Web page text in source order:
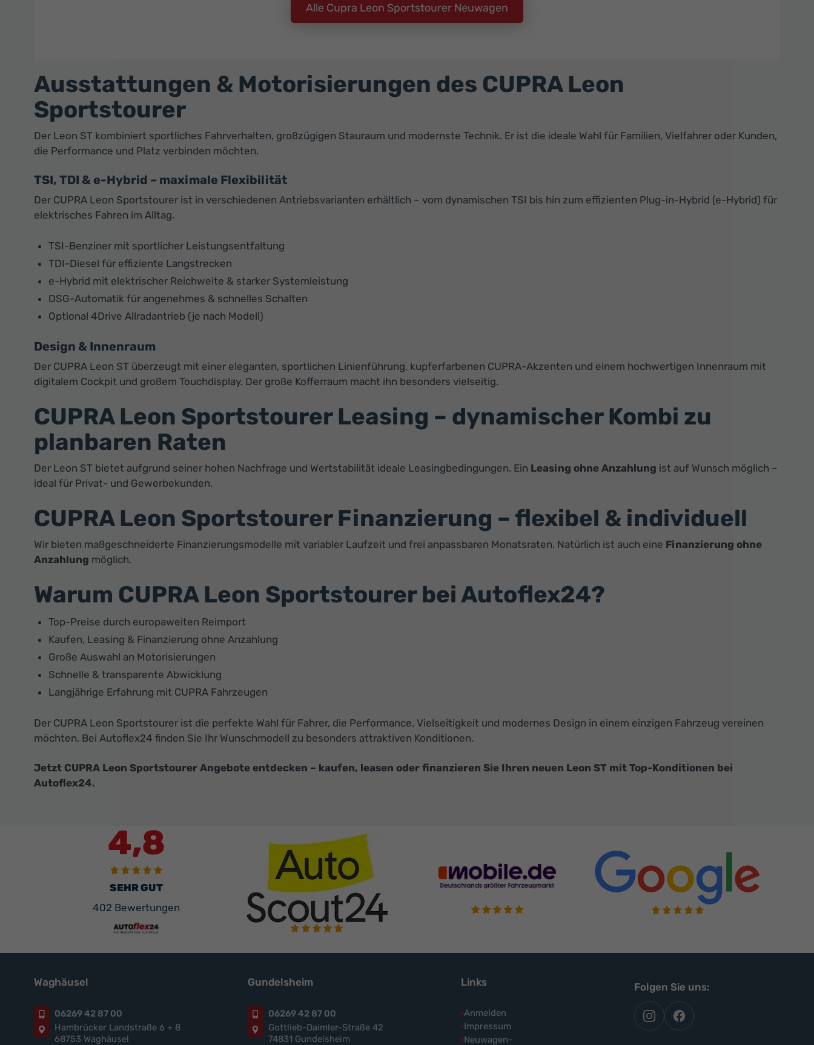
Alle Cupra Leon Sportstourer Neuwagen
Ausstattungen & Motorisierungen des CUPRA Leon
Sportstourer
Der Leon ST kombiniert sportliches Fahrverhalten, großzügigen Stauraum und modernste Technik. Er ist die ideale Wahl für Familien, Vielfahrer oder Kunden,
die Performance und Platz verbinden möchten.
TSI, TDI & e-Hybrid – maximale Flexibilität
Der CUPRA Leon Sportstourer ist in verschiedenen Antriebsvarianten erhältlich – vom dynamischen TSI bis hin zum effizienten Plug-in-Hybrid (e-Hybrid) für
elektrisches Fahren im Alltag.
TSI-Benziner mit sportlicher Leistungsentfaltung
TDI-Diesel für effiziente Langstrecken
e-Hybrid mit elektrischer Reichweite & starker Systemleistung
DSG-Automatik für angenehmes & schnelles Schalten
Optional 4Drive Allradantrieb (je nach Modell)
Design & Innenraum
Der CUPRA Leon ST überzeugt mit einer eleganten, sportlichen Linienführung, kupferfarbenen CUPRA-Akzenten und einem hochwertigen Innenraum mit
digitalem Cockpit und großem Touchdisplay. Der große Kofferraum macht ihn besonders vielseitig.
CUPRA Leon Sportstourer Leasing – dynamischer Kombi zu
planbaren Raten
Der Leon ST bietet aufgrund seiner hohen Nachfrage und Wertstabilität ideale Leasingbedingungen. Ein Leasing ohne Anzahlung ist auf Wunsch möglich –
ideal für Privat- und Gewerbekunden.
CUPRA Leon Sportstourer Finanzierung – flexibel & individuell
Wir bieten maßgeschneiderte Finanzierungsmodelle mit variabler Laufzeit und frei anpassbaren Monatsraten. Natürlich ist auch eine Finanzierung ohne
Anzahlung möglich.
Warum CUPRA Leon Sportstourer bei Autoflex24?
Top-Preise durch europaweiten Reimport
Kaufen, Leasing & Finanzierung ohne Anzahlung
Große Auswahl an Motorisierungen
Schnelle & transparente Abwicklung
Langjährige Erfahrung mit CUPRA Fahrzeugen
Der CUPRA Leon Sportstourer ist die perfekte Wahl für Fahrer, die Performance, Vielseitigkeit und modernes Design in einem einzigen Fahrzeug vereinen
möchten. Bei Autoflex24 finden Sie Ihr Wunschmodell zu besonders attraktiven Konditionen.
Jetzt CUPRA Leon Sportstourer Angebote entdecken – kaufen, leasen oder finanzieren Sie Ihren neuen Leon ST mit Top-Konditionen bei
Autoflex24.
4,8
SEHR GUT
402 Bewertungen
Waghäusel
06269 42 87 00
Hambrücker Landstraße 6 + 8
68753 Waghäusel
Gundelsheim
06269 42 87 00
Gottlieb-Daimler-Straße 42
74831 Gundelsheim
Links
Anmelden
Impressum
Neuwagen-
Folgen Sie uns:
autoflex
auf
autoflex24
auf